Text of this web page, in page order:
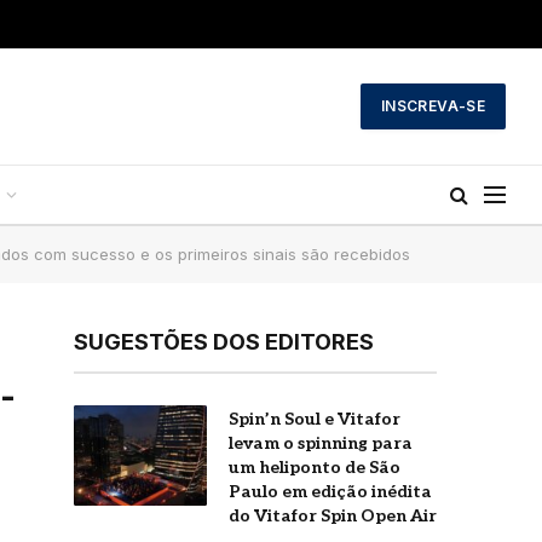
INSCREVA-SE
com sucesso e os primeiros sinais são recebidos
SUGESTÕES DOS EDITORES
Spin’n Soul e Vitafor
levam o spinning para
um heliponto de São
Paulo em edição inédita
do Vitafor Spin Open Air